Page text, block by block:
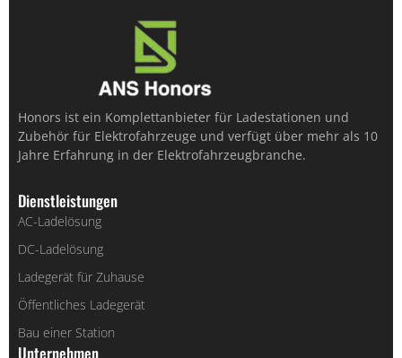
Honors ist ein Komplettanbieter für Ladestationen und
Zubehör für Elektrofahrzeuge und verfügt über mehr als 10
Jahre Erfahrung in der Elektrofahrzeugbranche.
Dienstleistungen
AC-Ladelösung
DC-Ladelösung
Ladegerät für Zuhause
Öffentliches Ladegerät
Bau einer Station
Unternehmen